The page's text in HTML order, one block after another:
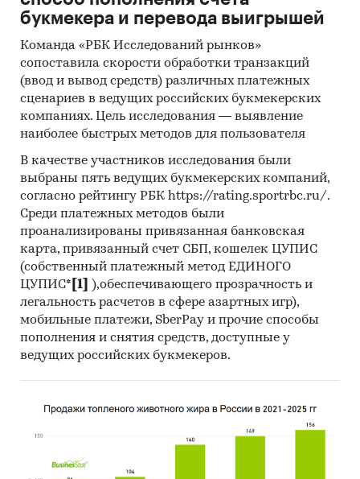
Светофор
Приведены финансовые рейтинги
крупнейших российских производителей
мясных полуфабрикатов:Фирма
«Агрокомплекс» им. Н.И. Ткачева, Куриное
Царство, Свинокомплекс Короча, Мираторг-
Курск, Останкинский мясоперерабатывающий
комбинат, Приосколье, Ставропольский
Бройлер, Черкизовский
мясоперерабатывающий завод, Брянская
Мясная компания, Стародворские колбасы,
Великолукский мясокомбинат и др.
Приведены рейтинги:
экспортеров
импортеров
зарубежных поставщиков
При подготовке обзора используется
данные.
букмекера и перевода выигрышей
Команда «РБК Исследований рынков»
сопоставила скорости обработки транзакций
(ввод и вывод средств) различных платежных
сценариев в ведущих российских букмекерских
компаниях. Цель исследования — выявление
наиболее быстрых методов для пользователя
В качестве участников исследования были
выбраны пять ведущих букмекерских компаний,
согласно рейтингу РБК https://rating.sportrbc.ru/.
Среди платежных методов были
проанализированы привязанная банковская
карта, привязанный счет СБП, кошелек ЦУПИС
(собственный платежный метод ЕДИНОГО
ЦУПИС* [1]
),обеспечивающего прозрачность и
легальность расчетов в сфере азартных игр),
мобильные платежи, SberPay и прочие способы
пополнения и снятия средств, доступные у
ведущих российских букмекеров.